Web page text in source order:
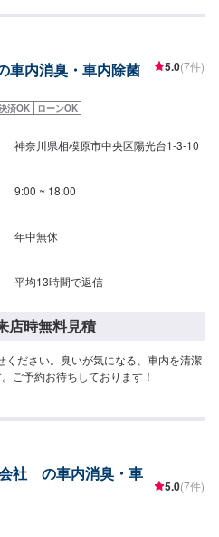
車内消臭・車内除菌 5.0(7件)
済OK ローンOK
神奈川県相模原市中央区陽光台1-3-10
9:00 ~ 18:00
年中無休
平均13時間で返信
店時無料見積
ださい。臭いが気になる、車内を清潔
ご予約お待ちしております！
社 の車内消臭・車
5.0(7件)